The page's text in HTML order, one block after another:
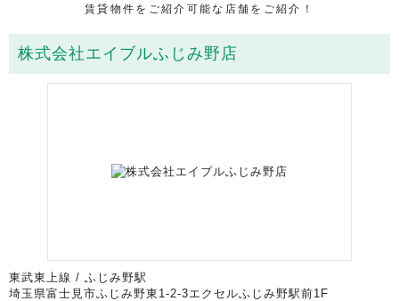
賃貸物件をご紹介可能な店舗をご紹介！
株式会社エイブルふじみ野店
東武東上線 / ふじみ野駅
埼玉県富士見市ふじみ野東1-2-3エクセルふじみ野駅前1F